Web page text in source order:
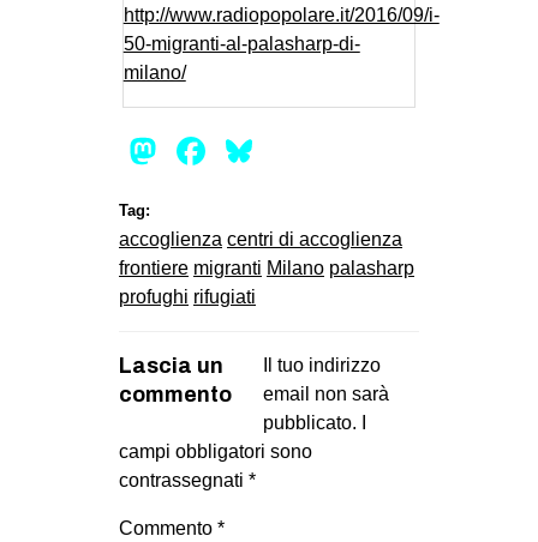
http://www.radiopopolare.it/2016/09/i-
50-migranti-al-palasharp-di-
milano/
Mastodon
Facebook
Tag:
accoglienza centri di accoglienza
frontiere migranti Milano palasharp
profughi rifugiati
Lascia un
commento
Il tuo indirizzo
email non sarà
pubblicato.
campi obbligatori sono
contrassegnati *
Commento *